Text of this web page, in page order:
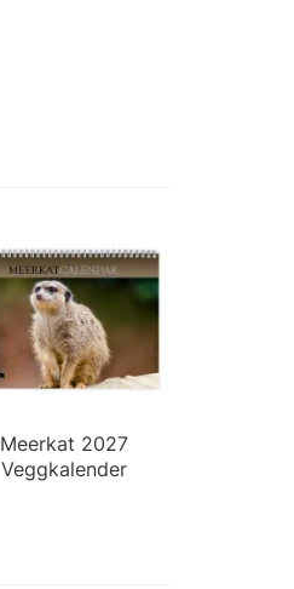
Meerkat 2027
Veggkalender